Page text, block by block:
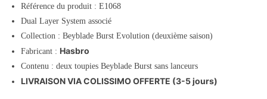
Référence du produit : E1068
Dual Layer System associé
Collection : Beyblade Burst Evolution (deuxième saison)
Fabricant : Hasbro
Contenu : deux toupies Beyblade Burst sans lanceurs
LIVRAISON VIA COLISSIMO OFFERTE (3-5 jours)